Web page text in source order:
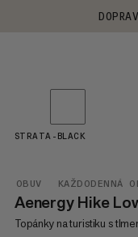
OBUV KAŽDODENNÁ
Aenergy Hike
Topánky na turistiku s
STRATA-BLACK